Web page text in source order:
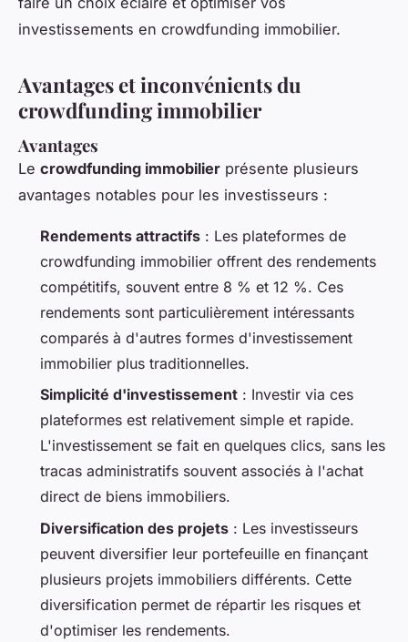
investissements en crowdfunding immobilier.
Avantages et inconvénients du
crowdfunding immobilier
Avantages
Le crowdfunding immobilier présente plusieurs
avantages notables pour les investisseurs :
Rendements attractifs : Les plateformes de
crowdfunding immobilier offrent des rendements
compétitifs, souvent entre 8 % et 12 %. Ces
rendements sont particulièrement intéressants
comparés à d'autres formes d'investissement
immobilier plus traditionnelles.
Simplicité d'investissement : Investir via ces
plateformes est relativement simple et rapide.
L'investissement se fait en quelques clics, sans les
tracas administratifs souvent associés à l'achat
direct de biens immobiliers.
Diversification des projets : Les investisseurs
peuvent diversifier leur portefeuille en finançant
plusieurs projets immobiliers différents. Cette
diversification permet de répartir les risques et
d'optimiser les rendements.